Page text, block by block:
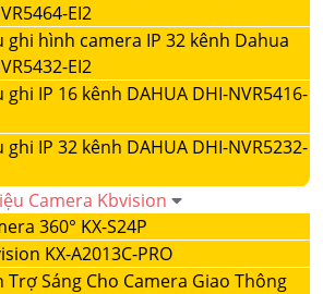
EI2
ghi hình camera IP 32 kênh Dahua
EI2
ghi IP 16 kênh DAHUA DHI-NVR5416-
ghi IP 32 kênh DAHUA DHI-NVR5232-
Camera Kbvision
360° KX-S24P
KX-A2013C-PRO
Trợ Sáng Cho Camera Giao Thông